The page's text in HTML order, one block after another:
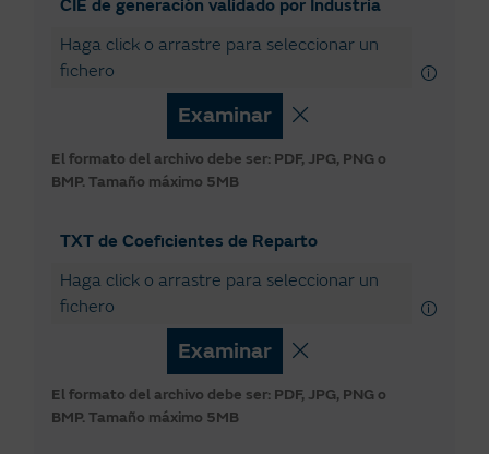
País Vasco
Principado de Asturias
Región de Murcia
CIE de generación validado por Industria​
Haga click o arrastre para seleccionar un
fichero
Examinar
El formato del archivo debe ser: PDF, JPG, PNG o
BMP.Tamaño máximo 5MB
TXT de Coeficientes de Reparto
Haga click o arrastre para seleccionar un
fichero
Examinar
El formato del archivo debe ser: PDF, JPG, PNG o
BMP.Tamaño máximo 5MB